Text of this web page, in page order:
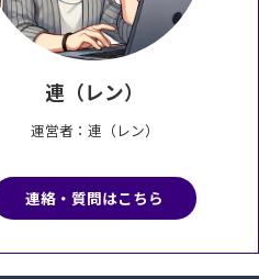
連（レン）
運営者：連（レン）
連絡・質問はこちら